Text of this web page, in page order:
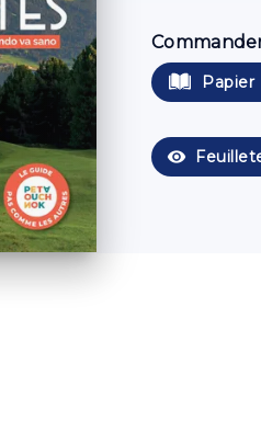
Papier
visibility